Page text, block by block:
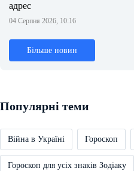
адрес
04 Серпня 2026, 10:16
Більше новин
Популярні теми
Війна в Україні Гороскоп
Гороскоп для усіх знаків Зодіаку